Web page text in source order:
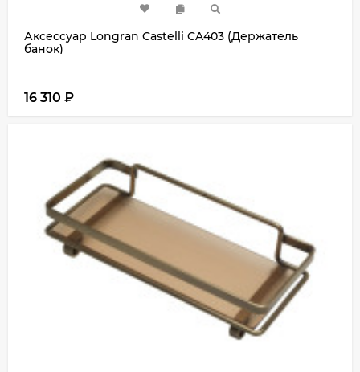
Аксессуар Longran Castelli CA403 (Держатель
банок)
16 310 ₽